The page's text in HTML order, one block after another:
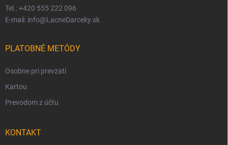
Tel.: +420 555 222 096
E-mail: info@LacneDarceky.sk
PLATOBNÉ METÓDY
Osobne pri prevzatí
Kartou
Prevodom z účtu
KONTAKT